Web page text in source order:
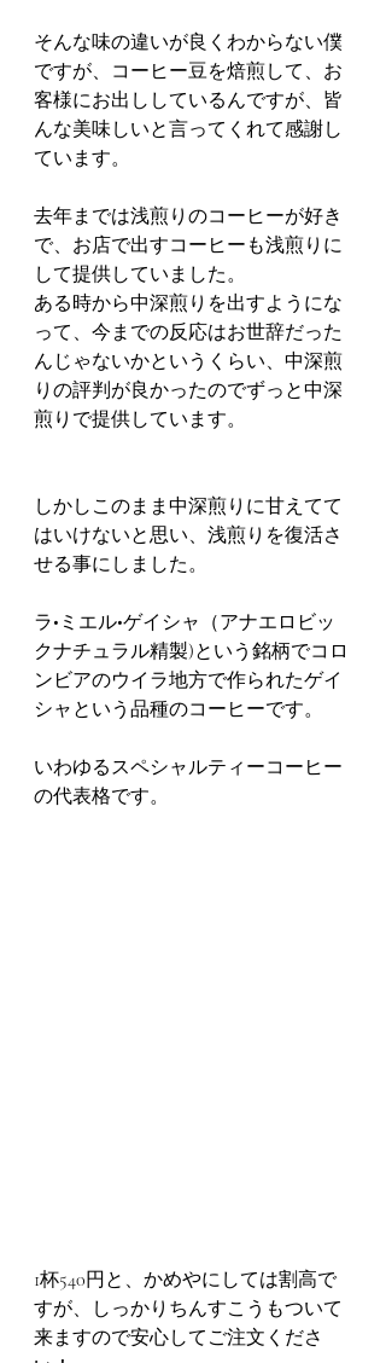
そんな味の違いが良くわからない僕
ですが、コーヒー豆を焙煎して、お
客様にお出ししているんですが、皆
んな美味しいと言ってくれて感謝し
ています。
去年までは浅煎りのコーヒーが好き
で、お店で出すコーヒーも浅煎りに
して提供していました。
ある時から中深煎りを出すようにな
って、今までの反応はお世辞だった
んじゃないかというくらい、中深煎
りの評判が良かったのでずっと中深
煎りで提供しています。
しかしこのまま中深煎りに甘えてて
はいけないと思い、浅煎りを復活さ
せる事にしました。
ラ•ミエル•ゲイシャ（アナエロビッ
クナチュラル精製)という銘柄でコロ
ンビアのウイラ地方で作られたゲイ
シャという品種のコーヒーです。
いわゆるスペシャルティーコーヒー
の代表格です。
1杯540円と、かめやにしては割高で
すが、しっかりちんすこうもついて
来ますので安心してご注文くださ